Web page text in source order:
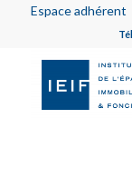
Espace adhérent